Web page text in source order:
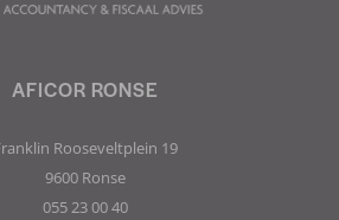
AFICOR RONSE
Rooseveltplein 19
9600 Ronse
055 23 00 40